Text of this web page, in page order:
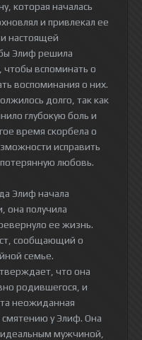
которая началась
и привлекал ее
настоящей
Элиф решила
чтобы вспоминать о
воспоминания о них.
долго, так как
глубокую боль и
время скорбела о
исправить
любовь.
Элиф начала
она получила
ее жизнь.
сообщающий о
семье.
что она
родившегося, и
неожиданная
у Элиф. Она
мужчиной,